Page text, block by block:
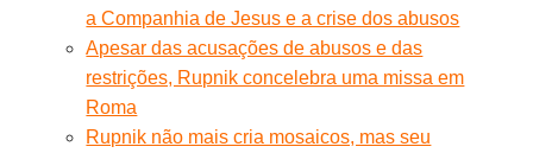
a Companhia de Jesus e a crise dos abusos
Apesar das acusações de abusos e das
restrições, Rupnik concelebra uma missa em
Roma
Rupnik não mais cria mosaicos, mas seu